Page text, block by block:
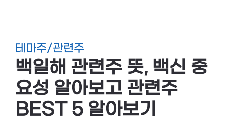
테마주/관련주
백일해 관련주 뜻, 백신 중
요성 알아보고 관련주
BEST 5 알아보기